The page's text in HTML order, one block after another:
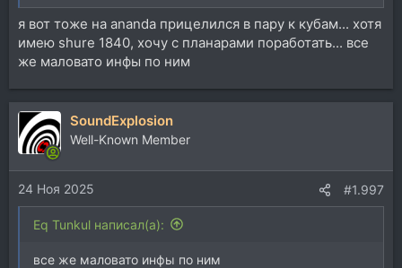
Сейчас кстати последние их модельки выпускаются
вообще без защитных решёток (для хранения,
примагничиваются защитные спец крышечки),
эту изрезанность по спектру.
Посматриваю на Ananda Unveiled, может к н.г
порадую себя.
я вот тоже на ananda прицелился в пару к кубам... хотя
имею shure 1840, хочу с планарами поработать... все
же маловато инфы по ним
SoundExplosion
Well-Known Member
24 Ноя 2025 #1.997
Eq Tunkul написал(а):
все же маловато инфы по ним